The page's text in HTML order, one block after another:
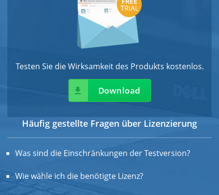
Testen Sie die Wirksamkeit des Produkts kostenlos.
Download
Häufig gestellte Fragen über Lizenzierung
Was sind die Einschränkungen der Testversion?
Wie wähle ich die benötigte Lizenz?